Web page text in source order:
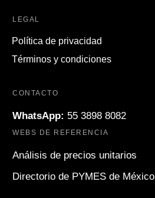
LEGAL
Política de privacidad
Términos y condiciones
CONTACTO
WhatsApp: 55 3898 8082
WEBS DE REFERENCIA
Análisis de precios unitarios
Directorio de PYMES de México